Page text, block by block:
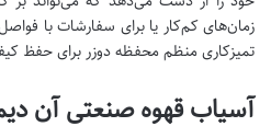
زمان‌های کم‌کار یا برای سفارشات با
تمیزکاری منظم محفظه دوزر برای حفظ
آسیاب قهوه صنعتی آن